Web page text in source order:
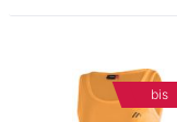
bis